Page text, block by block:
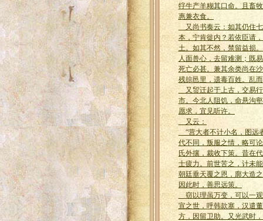
牸牛产羊糊其口命。且畜
惠兼衣食。
又尚书奏云：如其仍住
本，宁肯徙内？若依臣请
土。如其不然，禁留益损
人面兽心，去留难测；既
死亡必甚。兼其余类尚在
残掠邑里，遗毒百姓。乱
又贸迁起于上古，交易
市。今北人阻饥，命悬沟
愿求，宜见听许。
又云：
“营大者不计小名，图远
代不同，叛服之情，略可
氏外攘，裁收下策。昔在
士疲力。前世苦之，计未
朝廷垂天覆之恩，廓大造
因此时，善思远策。
窃以理虽万变，可以一
宣之世，呼韩款塞，汉遣
方，因留卫助。又光武时